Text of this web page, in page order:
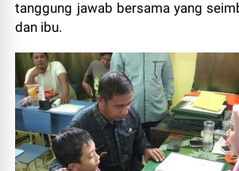
tanggung jawab bersama yang
dan ibu.